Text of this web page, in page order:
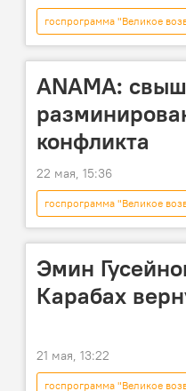
госпрограмма "Великое
Возрождение и
ANAMA:
конфликта
22 мая, 15:36
госпрограмма "Великое
Национальное агентство
Возрождение и
Эмин
Карабах
21 мая, 13:22
госпрограмма "Великое